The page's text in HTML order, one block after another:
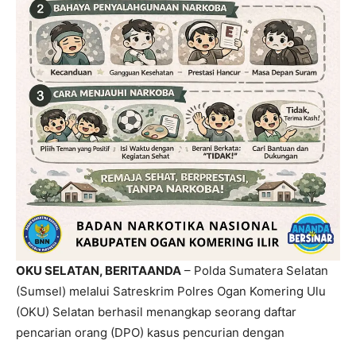
OKU SELATAN, BERITAANDA – Polda Sumatera Selatan
(Sumsel) melalui Satreskrim Polres Ogan Komering Ulu
(OKU) Selatan berhasil menangkap seorang daftar
pencarian orang (DPO) kasus pencurian dengan